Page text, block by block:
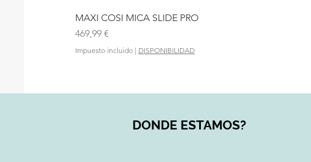
MAXI COSI MICA SLIDE PRO
Precio
469,99 €
Impuesto incluido | DISPONIBILIDAD
DONDE ESTAMOS?